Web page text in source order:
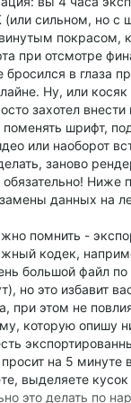
бы работала.
экспорт
вот
t5/
to-an-error-in-the-
сильном, но с
покрасом,
при отсмотре
бросился в глаза
Ну, или
захотел
шрифт,
или наоборот
заново
Ниже
данных на
помнить -
кодек,
большой файл по
но это избавит
при этом не
которую опишу
на 5 минуте
выделяете
это делать по